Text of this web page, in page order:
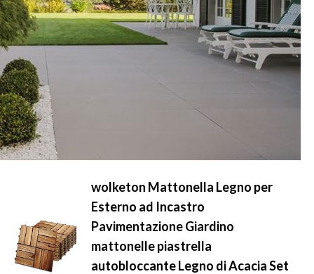
wolketon Mattonella Legno per
Esterno ad Incastro
Pavimentazione Giardino
mattonelle piastrella
autobloccante Legno di Acacia Set